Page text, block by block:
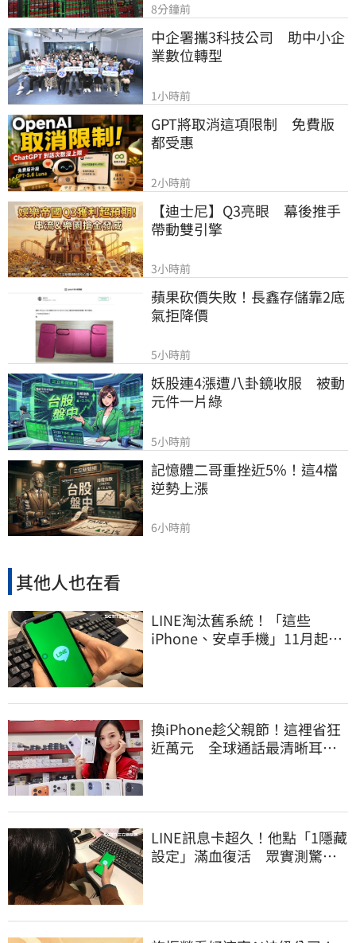
8分鐘前
中企署攜3科技公司　助中小企
業數位轉型
1小時前
GPT將取消這項限制　免費版
都受惠
2小時前
【迪士尼】Q3亮眼　幕後推手
帶動雙引擎
3小時前
蘋果砍價失敗！長鑫存儲靠2底
氣拒降價
5小時前
妖股連4漲遭八卦鏡收服　被動
元件一片綠
5小時前
記憶體二哥重挫近5%！這4檔
逆勢上漲
6小時前
其他人也在看
LINE淘汰舊系統！「這些
iPhone、安卓手機」11月起無
換iPhone趁父親節！這裡省狂
近萬元 全球通話最清晰耳機
LINE訊息卡超久！他點「1隱藏
設定」滿血復活 眾實測驚：